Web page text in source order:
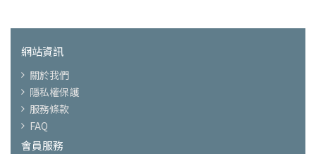
網站資訊
關於我們
隱私權保護
服務條款
FAQ
會員服務